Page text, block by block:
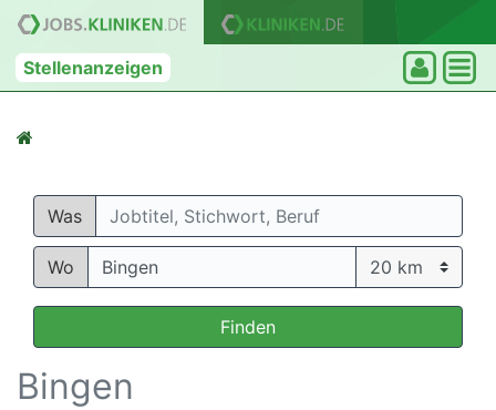
Stellenanzeigen
Was
Wo
Finden
Bingen